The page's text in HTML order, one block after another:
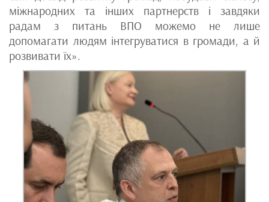
міжнародних та інших партнерств і завдяки
радам з питань ВПО можемо не лише
допомагати людям інтегруватися в громади, а й
розвивати їх».